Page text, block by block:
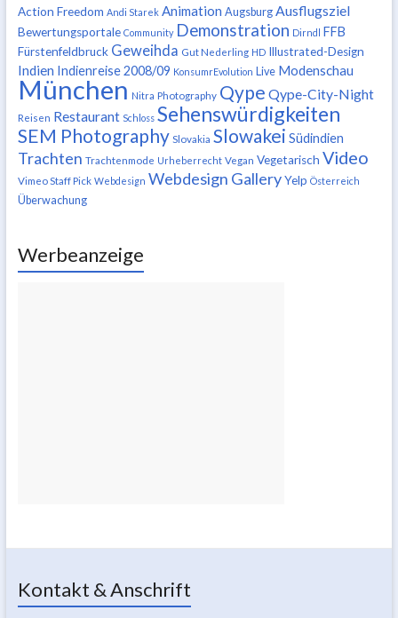
Action Freedom Andi Starek Animation Augsburg Ausflugsziel
Bewertungsportale Community Demonstration Dirndl FFB
Fürstenfeldbruck Geweihda Gut Nederling HD Illustrated-Design
Indien Indienreise 2008/09 KonsumrEvolution Live Modenschau
München Nitra Photography Qype Qype-City-Night
Reisen Restaurant Schloss Sehenswürdigkeiten
SEM Photography Slovakia Slowakei Südindien
Trachten Trachtenmode Urheberrecht Vegan Vegetarisch Video
Vimeo Staff Pick Webdesign Webdesign Gallery Yelp Österreich
Überwachung
Werbeanzeige
Kontakt & Anschrift